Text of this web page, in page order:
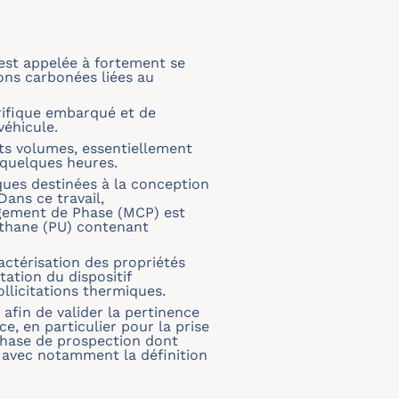
appelée à fortement se
carbonées liées au
embarqué et de
volumes, essentiellement
heures.
destinées à la conception
ce travail,
de Phase (MCP) est
(PU) contenant
des propriétés
du dispositif
thermiques.
de valider la pertinence
en particulier pour la prise
de prospection dont
notamment la définition